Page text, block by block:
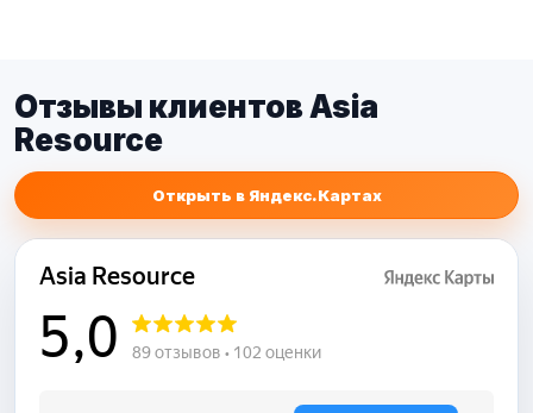
Отзывы клиентов Asia
Resource
Открыть в Яндекс.Картах